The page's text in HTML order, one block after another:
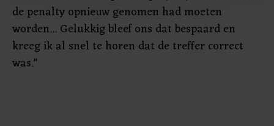
bezoek makkelijker en persoonlijker. Op
onze cookiepagina kun je ons cookiebeleid bekijken en je
gemaakte keuze altijd wijzigen of intrekken.
de penalty opnieuw genomen had moeten
worden... Gelukkig bleef ons dat bespaard en
kreeg ik al snel te horen dat de treffer correct
was."